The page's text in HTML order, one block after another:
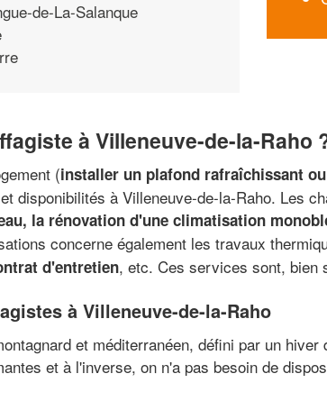
de-La-Salanque
à Villeneuve-de-la-Raho
(installer un plafond rafraîchissant
disponibilités à Villeneuve-de-la-Raho. Les
la rénovation d'une climatisation
concerne également les travaux
d'entretien, etc. Ces services sont, bien
à Villeneuve-de-la-Raho
et méditerranéen, défini par un
et à l'inverse, on n'a pas besoin de